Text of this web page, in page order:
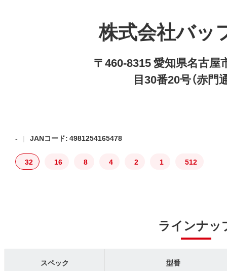
株式会社バッ
〒460-8315 愛知県名古屋
目30番20号（赤門
- JANコード: 4981254165478
32 16 8 4 2 1 512
ラインナッ
スペック 型番